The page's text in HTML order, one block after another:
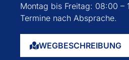
Montag bis Freitag: 08:00 –
Termine nach Absprache.
WEGBESCHREIBUNG